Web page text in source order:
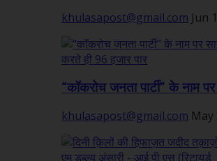
khulasapost@gmail.com Jun
“कॉकरोच जनता पार्टी” के नाम
khulasapost@gmail.com May